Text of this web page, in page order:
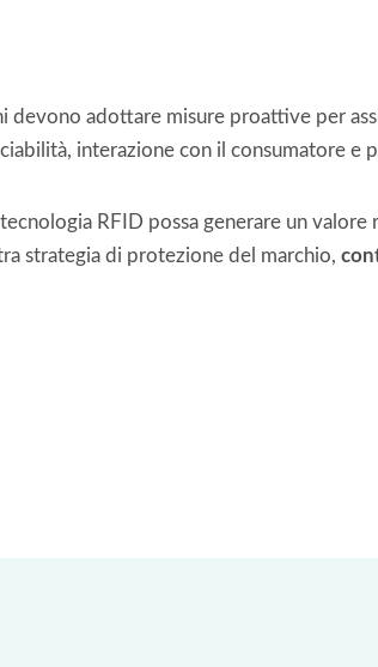
adottare misure proattive per
interazione con il consumatore e
RFID possa generare un valore
strategia di protezione del marchio,